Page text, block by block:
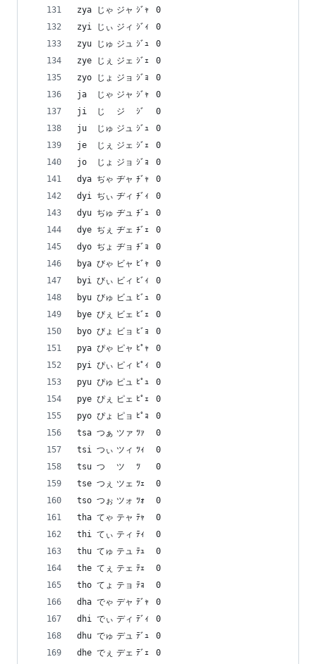
zya	じゃ	ジャ	ｼﾞｬ	0
zyi	じぃ	ジィ	ｼﾞｨ	0
zyu	じゅ	ジュ	ｼﾞｭ	0
zye	じぇ	ジェ	ｼﾞｪ	0
zyo	じょ	ジョ	ｼﾞｮ	0
ja	じゃ	ジャ	ｼﾞｬ	0
ji	じ	ジ	ｼﾞ	0
ju	じゅ	ジュ	ｼﾞｭ	0
je	じぇ	ジェ	ｼﾞｪ	0
jo	じょ	ジョ	ｼﾞｮ	0
dya	ぢゃ	ヂャ	ﾁﾞｬ	0
dyi	ぢぃ	ヂィ	ﾁﾞｨ	0
dyu	ぢゅ	ヂュ	ﾁﾞｭ	0
dye	ぢぇ	ヂェ	ﾁﾞｪ	0
dyo	ぢょ	ヂョ	ﾁﾞｮ	0
bya	びゃ	ビャ	ﾋﾞｬ	0
byi	びぃ	ビィ	ﾋﾞｨ	0
byu	びゅ	ビュ	ﾋﾞｭ	0
bye	びぇ	ビェ	ﾋﾞｪ	0
byo	びょ	ビョ	ﾋﾞｮ	0
pya	ぴゃ	ピャ	ﾋﾟｬ	0
pyi	ぴぃ	ピィ	ﾋﾟｨ	0
pyu	ぴゅ	ピュ	ﾋﾟｭ	0
pye	ぴぇ	ピェ	ﾋﾟｪ	0
pyo	ぴょ	ピョ	ﾋﾟｮ	0
tsa	つぁ	ツァ	ﾂｧ	0
tsi	つぃ	ツィ	ﾂｨ	0
tsu	つ	ツ	ﾂ	0
tse	つぇ	ツェ	ﾂｪ	0
tso	つぉ	ツォ	ﾂｫ	0
tha	てゃ	テャ	ﾃｬ	0
thi	てぃ	ティ	ﾃｨ	0
thu	てゅ	テュ	ﾃｭ	0
the	てぇ	テェ	ﾃｪ	0
tho	てょ	テョ	ﾃｮ	0
dha	でゃ	デャ	ﾃﾞｬ	0
dhi	でぃ	ディ	ﾃﾞｨ	0
dhu	でゅ	デュ	ﾃﾞｭ	0
dhe	でぇ	デェ	ﾃﾞｪ	0